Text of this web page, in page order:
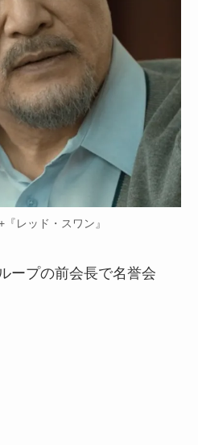
レッド・スワン』
ープの前会長で名誉会